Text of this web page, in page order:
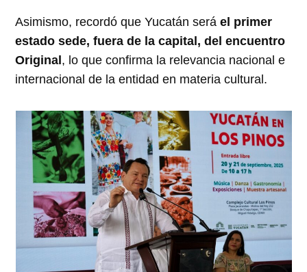
Asimismo, recordó que Yucatán seráel primer
estado sede, fuera de la capital, del encuentro
Original , lo que confirma la relevancia nacional e
internacional de la entidad en materia cultural.